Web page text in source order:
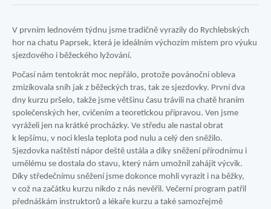
V prvním lednovém týdnu jsme tradičně vyrazily do Rychlebských
hor na chatu Paprsek, která je ideálním výchozím místem pro výuku
sjezdového i běžeckého lyžování.
Počasí nám tentokrát moc nepřálo, protože povánoční obleva
zmizíkovala sníh jak z běžeckých tras, tak ze sjezdovky. První dva
dny kurzu pršelo, takže jsme většinu času trávili na chatě hraním
společenských her, cvičením a teoretickou přípravou. Ven jsme
vyráželi jen na krátké procházky. Ve středu ale nastal obrat
k lepšímu, v noci klesla teplota pod nulu a celý den sněžilo.
Sjezdovka naštěstí nápor deště ustála a díky sněžení přírodnímu i
umělému se dostala do stavu, který nám umožnil zahájit výcvik.
Díky středečnímu sněžení jsme dokonce mohli vyrazit i na běžky,
v což na začátku kurzu nikdo z nás nevěřil. Večerní program patřil
přednáškám instruktorů a lékaře kurzu a také samozřejmě